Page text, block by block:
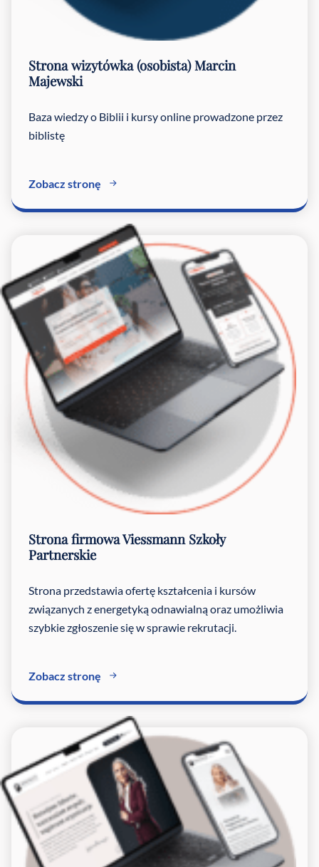
Strona wizytówka (osobista) Marcin
Majewski
Baza wiedzy o Biblii i kursy online prowadzone przez
biblistę
Zobacz stronę
Strona firmowaViessmann Szkoły
Partnerskie
Strona przedstawia ofertę kształcenia i kursów
związanych z energetyką odnawialną oraz umożliwia
szybkie zgłoszenie się w sprawie rekrutacji.
Zobacz stronę